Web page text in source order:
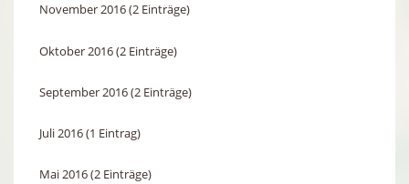
November 2016 (2 Einträge)
Oktober 2016 (2 Einträge)
September 2016 (2 Einträge)
Juli 2016 (1 Eintrag)
Mai 2016 (2 Einträge)